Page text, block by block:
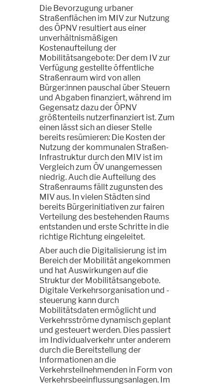
Die Bevorzugung urbaner
Straßenflächen im MIV zur Nutzung
des ÖPNV resultiert aus einer
unverhältnismäßigen
Kostenaufteilung der
Mobilitätsangebote: Der dem IV zur
Verfügung gestellte öffentliche
Straßenraum wird von allen
Bürger:innen pauschal über Steuern
und Abgaben finanziert, während im
Gegensatz dazu der ÖPNV
größtenteils nutzerfinanziert ist. Zum
einen lässt sich an dieser Stelle
bereits resümieren: Die Kosten der
Nutzung der kommunalen Straßen-
Infrastruktur durch den MIV ist im
Vergleich zum ÖV unangemessen
niedrig. Auch die Aufteilung des
Straßenraums fällt zugunsten des
MIV aus. In vielen Städten sind
bereits Bürgerinitiativen zur fairen
Verteilung des bestehenden Raums
entstanden und erste Schritte in die
richtige Richtung eingeleitet.
Aber auch die Digitalisierung ist im
Bereich der Mobilität angekommen
und hat Auswirkungen auf die
Struktur der Mobilitätsangebote.
Digitale Verkehrsorganisation und -
steuerung kann durch
Mobilitätsdaten ermöglicht und
Verkehrsströme dynamisch geplant
und gesteuert werden. Dies passiert
im Individualverkehr unter anderem
durch die Bereitstellung der
Informationen an die
Verkehrsteilnehmenden in Form von
Verkehrsbeeinflussungsanlagen. Im